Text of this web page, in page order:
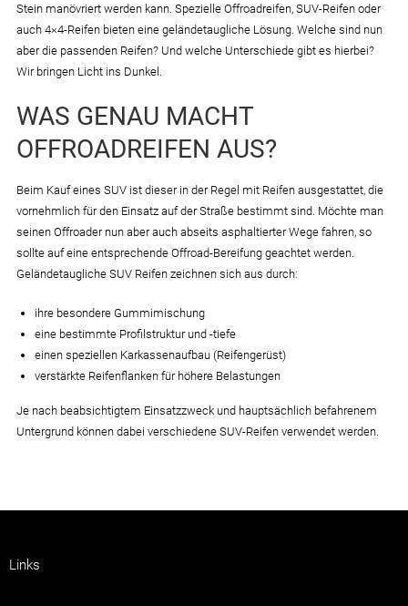
Stein manövriert werden kann. Spezielle Offroadreifen, SUV-Reifen oder
auch 4×4-Reifen bieten eine geländetaugliche Lösung. Welche sind nun
aber die passenden Reifen? Und welche Unterschiede gibt es hierbei?
Wir bringen Licht ins Dunkel.
WAS GENAU MACHT
OFFROADREIFEN AUS?
Beim Kauf eines SUV ist dieser in der Regel mit Reifen ausgestattet, die
vornehmlich für den Einsatz auf der Straße bestimmt sind. Möchte man
seinen Offroader nun aber auch abseits asphaltierter Wege fahren, so
sollte auf eine entsprechende Offroad-Bereifung geachtet werden.
Geländetaugliche SUV Reifen zeichnen sich aus durch:
ihre besondere Gummimischung
eine bestimmte Profilstruktur und -tiefe
einen speziellen Karkassenaufbau (Reifengerüst)
verstärkte Reifenflanken für höhere Belastungen
Je nach beabsichtigtem Einsatzzweck und hauptsächlich befahrenem
Untergrund können dabei verschiedene SUV-Reifen verwendet werden.
Links